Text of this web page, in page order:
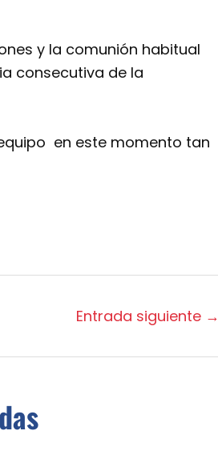
y la comunión habitual
consecutiva de la
en este momento tan
Entrada siguiente →